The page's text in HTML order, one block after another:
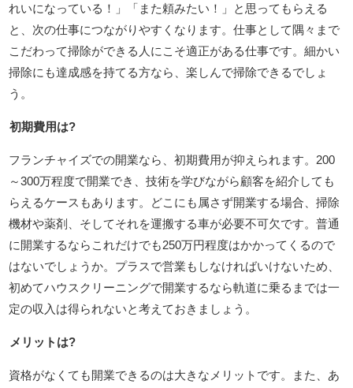
れいになっている！」「また頼みたい！」と思ってもらえる
と、次の仕事につながりやすくなります。仕事として隅々まで
こだわって掃除ができる人にこそ適正がある仕事です。細かい
掃除にも達成感を持てる方なら、楽しんで掃除できるでしょ
う。
初期費用は?
フランチャイズでの開業なら、初期費用が抑えられます。200
～300万程度で開業でき、技術を学びながら顧客を紹介しても
らえるケースもあります。どこにも属さず開業する場合、掃除
機材や薬剤、そしてそれを運搬する車が必要不可欠です。普通
に開業するならこれだけでも250万円程度はかかってくるので
はないでしょうか。プラスで営業もしなければいけないため、
初めてハウスクリーニングで開業するなら軌道に乗るまでは一
定の収入は得られないと考えておきましょう。
メリットは?
資格がなくても開業できるのは大きなメリットです。また、あ